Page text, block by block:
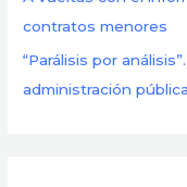
contratos menores
“Parálisis por
administración pública